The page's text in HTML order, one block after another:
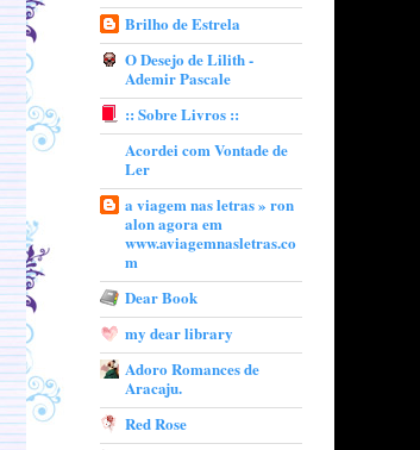
Brilho de Estrela
O Desejo de Lilith -
Ademir Pascale
:: Sobre Livros ::
Acordei com Vontade de
Ler
a viagem nas letras » ron
alon agora em
www.aviagemnasletras.co
m
Dear Book
my dear library
Adoro Romances de
Aracaju.
Red Rose